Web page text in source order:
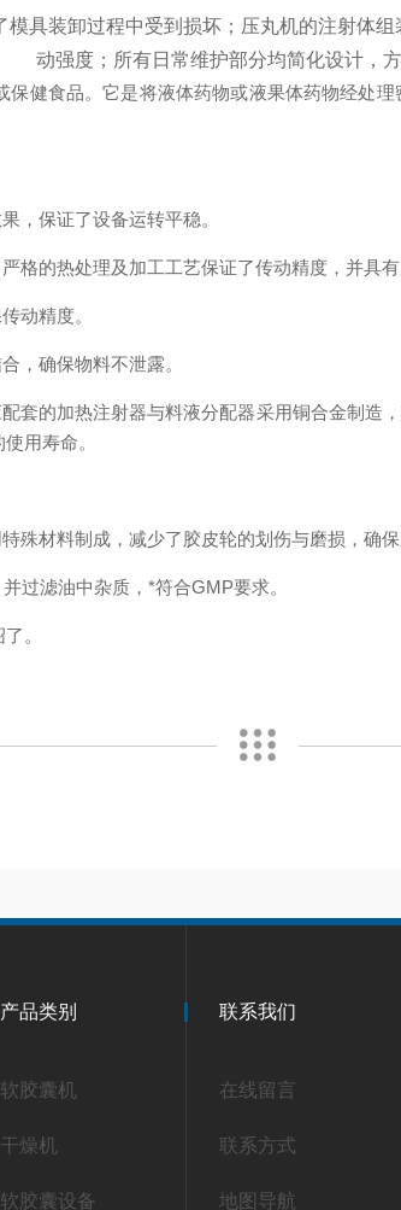
具装卸过程中受到损坏；压丸机的注射体
动强度；所有日常维护部分均简化设计，方
食品。它是将液体药物或液果体药物经处理
保证了设备运转平稳。
的热处理及加工工艺保证了传动精度，并具有
动精度。
确保物料不泄露。
的加热注射器与料液分配器采用铜合金制造
用寿命。
材料制成，减少了胶皮轮的划伤与磨损，确保
滤油中杂质，*符合GMP要求。
。
产品类别
软胶囊机
干燥机
软胶囊设备
联系我们
在线留言
联系方式
地图导航